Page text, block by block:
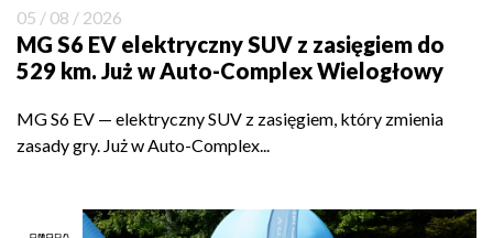
05 / 08 / 2026
MG S6 EV elektryczny SUV z zasięgiem do
529 km. Już w Auto-Complex Wielogłowy
MG S6 EV — elektryczny SUV z zasięgiem, który zmienia
zasady gry. Już w Auto-Complex...